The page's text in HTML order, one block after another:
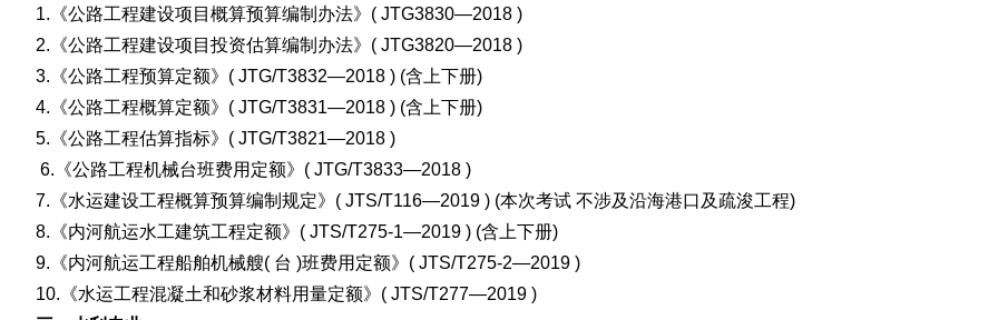
1.《公路工程建设项目概算预算编制办法》( JTG3830—2018 )
2.《公路工程建设项目投资估算编制办法》( JTG3820—2018 )
3.《公路工程预算定额》( JTG/T3832—2018 ) (含上下册)
4.《公路工程概算定额》( JTG/T3831—2018 ) (含上下册)
5.《公路工程估算指标》( JTG/T3821—2018 )
6.《公路工程机械台班费用定额》( JTG/T3833—2018 )
7.《水运建设工程概算预算编制规定》( JTS/T116—2019 ) (本次考试 不涉及沿海港口及疏浚工程)
8.《内河航运水工建筑工程定额》( JTS/T275-1—2019 ) (含上下册)
9.《内河航运工程船舶机械艘( 台 )班费用定额》( JTS/T275-2—2019 )
10.《水运工程混凝土和砂浆材料用量定额》( JTS/T277—2019 )